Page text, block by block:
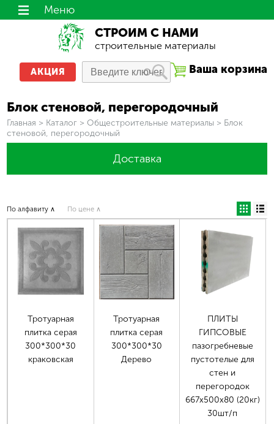
СТРОИМ С НАМИ
строительные материалы
Ваша корзина
АКЦИЯ
Меню
Блок стеновой, перегородочный
Вы здесь
Главная > Каталог > Общестроительные материалы > Блок
стеновой, перегородочный
Доставка
По алфавиту ∧ По цене ∧
Тротуарная
плитка серая
300*300*30
краковская
Тротуарная
плитка серая
300*300*30
Дерево
ПЛИТЫ
ГИПСОВЫЕ
пазогребневые
пустотелые для
стен и
перегородок
667х500х80 (20кг)
30шт/п